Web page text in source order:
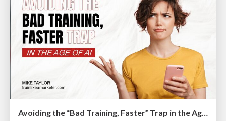
Avoiding the “Bad Training, Faster” Trap in the Age of AI